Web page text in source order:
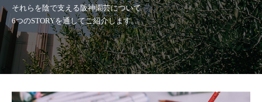
本社
それらを陰で支える阪神園芸について
6つのSTORYを通してご紹介します。